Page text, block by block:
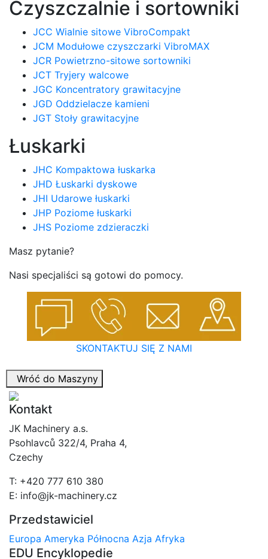
Czyszczalnie i sortowniki
JCC Wialnie sitowe VibroCompakt
JCM Modułowe czyszczarki VibroMAX
JCR Powietrzno-sitowe sortowniki
JCT Tryjery walcowe
JGC Koncentratory grawitacyjne
JGD Oddzielacze kamieni
JGT Stoły grawitacyjne
Łuskarki
JHC Kompaktowa łuskarka
JHD Łuskarki dyskowe
JHI Udarowe łuskarki
JHP Poziome łuskarki
JHS Poziome zdzieraczki
Masz pytanie?
Nasi specjaliści są gotowi do pomocy.
SKONTAKTUJ SIĘ Z NAMI
Wróć do Maszyny
Kontakt
JK Machinery a.s.
Psohlavců 322/4, Praha 4,
Czechy
T: +420 777 610 380
E: info@jk-machinery.cz
Przedstawiciel
Europa Ameryka Północna Azja Afryka
EDU Encyklopedie